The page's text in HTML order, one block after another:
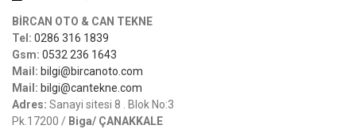
BİRCAN OTO & CAN TEKNE
Tel: 0286 316 1839
Gsm: 0532 236 1643
Mail: bilgi@bircanoto.com
Mail: bilgi@cantekne.com
Adres: Sanayi sitesi 8 . Blok No:3
Pk.17200 / Biga/ ÇANAKKALE